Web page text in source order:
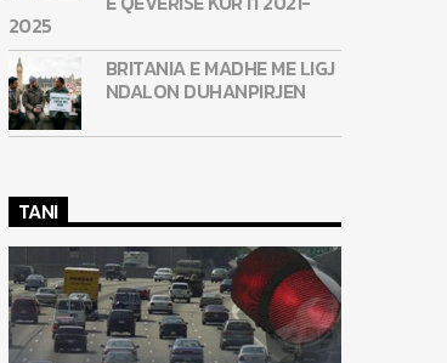
2025
BRITANIA E MADHE ME LIGJ
NDALON DUHANPIRJEN
TANI